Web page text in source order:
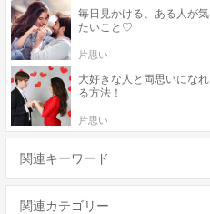
毎日見かける、ある人が
たいこと♡
片思い
大好きな人と両思いにな
る方法！
片思い
関連キーワード
関連カテゴリー